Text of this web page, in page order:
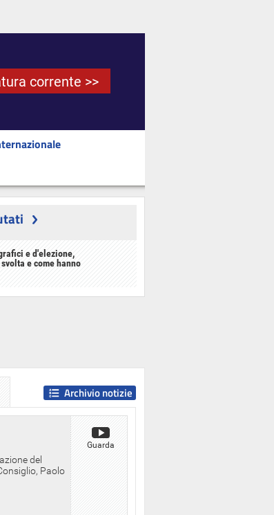
corrente >>
e d'elezione,
e come hanno
del
Paolo
Guarda
Archivio notizie